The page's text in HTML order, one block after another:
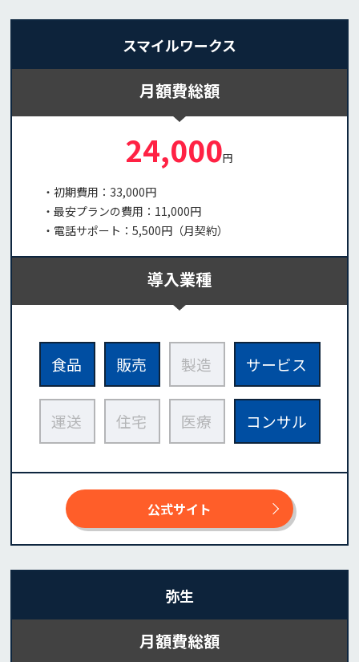
スマイルワークス
月額費総額
24,000円
・初期費用：33,000円
・最安プランの費用：11,000円
・電話サポート：5,500円（月契約）
導入業種
食品 販売 製造 サービス
運送 住宅 医療 コンサル
公式サイト
弥生
月額費総額